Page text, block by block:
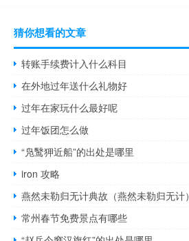
猜你想看的文章
转账手续费计入什么科目
在外地过年送什么礼物好
过年在家玩什么最好呢
过年饭团怎么做
“凫鹥狎近船”的出处是哪里
iron 攻略
燕然未勒归无计典故（燕然未勒归无计）
常州春节免费景点有哪些